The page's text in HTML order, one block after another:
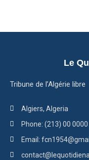
Le
Tribune de l’Algérie libre
Algiers, Algeria
Phone: (213) 00 0000
Email: